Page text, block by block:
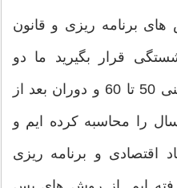
برنامه ریزی و قانون
قرار بگیرید ما دو
دوران قبل از بازنشستگی یعنی 50 تا 60 و دوران بعد از
یعنی 60 تا 70 سال را محاسبه کرده ایم و
اقتصادی و برنامه ریزی